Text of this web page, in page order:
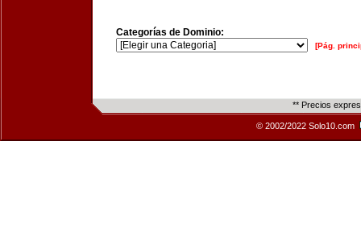
Categorías de Dominio:
[Pág.
** Precios
© 2002/2022 Solo10.com